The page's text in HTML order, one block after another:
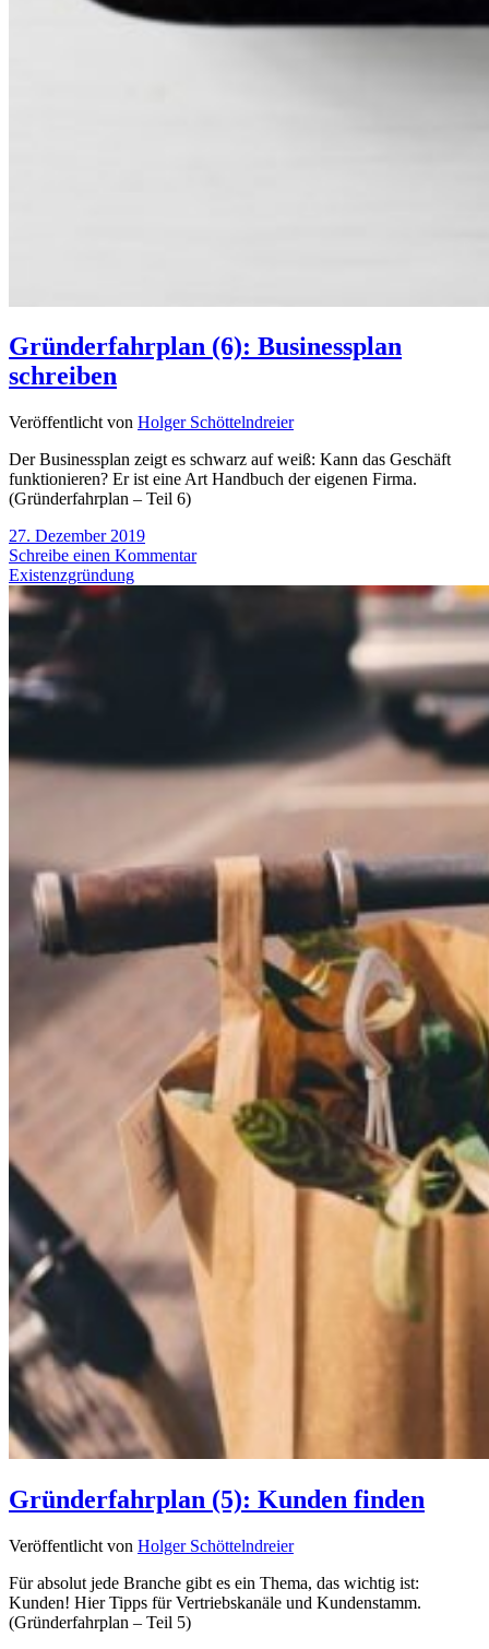
Gründerfahrplan (6): Businessplan
schreiben
Veröffentlicht von Holger Schöttelndreier
Der Businessplan zeigt es schwarz auf weiß: Kann das Geschäft
funktionieren? Er ist eine Art Handbuch der eigenen Firma.
(Gründerfahrplan – Teil 6)
27. Dezember 2019
Schreibe einen Kommentar
Existenzgründung
Gründerfahrplan (5): Kunden finden
Veröffentlicht von Holger Schöttelndreier
Für absolut jede Branche gibt es ein Thema, das wichtig ist:
Kunden! Hier Tipps für Vertriebskanäle und Kundenstamm.
(Gründerfahrplan – Teil 5)